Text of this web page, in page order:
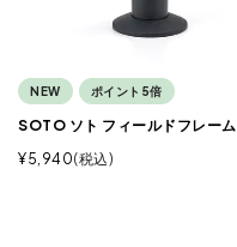
NEW ポイント5倍
SOTO ソト フィールドフレーム
¥5,940 税込